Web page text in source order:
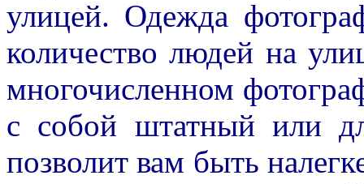
улицей. Одежда
количество людей на
многочисленном
с собой штатный или
позволит вам быть